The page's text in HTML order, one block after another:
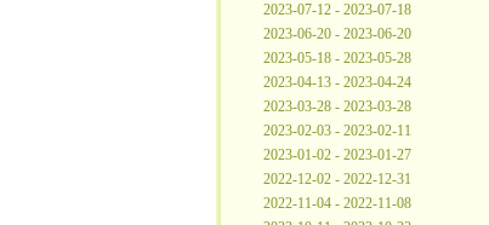
2023-07-12 - 2023-07-18
2023-06-20 - 2023-06-20
2023-05-18 - 2023-05-28
2023-04-13 - 2023-04-24
2023-03-28 - 2023-03-28
2023-02-03 - 2023-02-11
2023-01-02 - 2023-01-27
2022-12-02 - 2022-12-31
2022-11-04 - 2022-11-08